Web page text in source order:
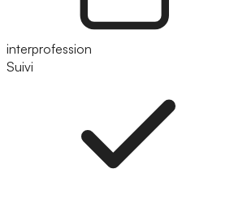
interprofession
Suivi